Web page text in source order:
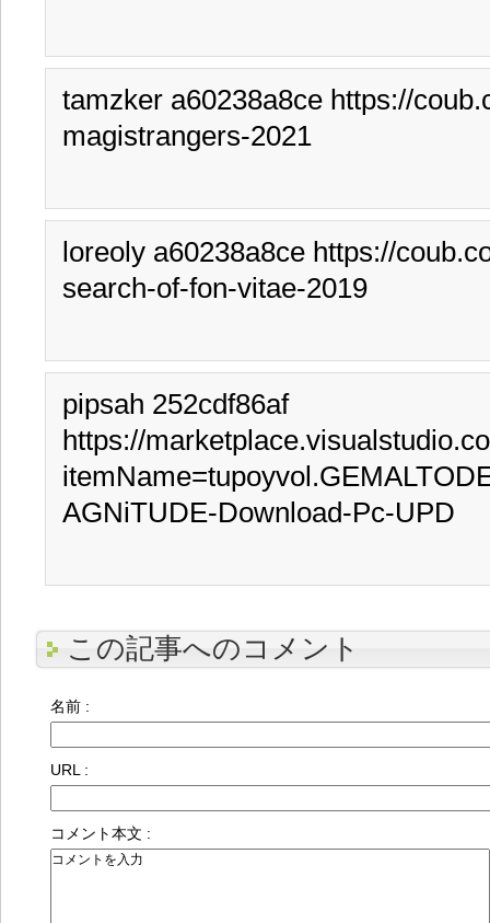
tamzker a60238a8ce https://
magistrangers-2021
loreoly a60238a8ce https://
search-of-fon-vitae-2019
pipsah 252cdf86af
https://
AGNiTUDE-Download-Pc-UPD
この記事へのコメント
名前 :
URL :
コメント本文 :